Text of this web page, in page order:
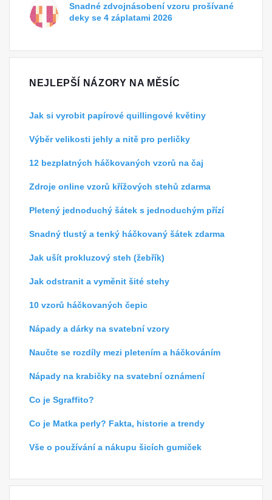
Snadné zdvojnásobení vzoru prošívané
deky se 4 záplatami 2026
NEJLEPŠÍ NÁZORY NA MĚSÍC
Jak si vyrobit papírové quillingové květiny
Výběr velikosti jehly a nitě pro perličky
12 bezplatných háčkovaných vzorů na čaj
Zdroje online vzorů křížových stehů zdarma
Pletený jednoduchý šátek s jednoduchým přízí
Snadný tlustý a tenký háčkovaný šátek zdarma
Jak ušít prokluzový steh (žebřík)
Jak odstranit a vyměnit šité stehy
10 vzorů háčkovaných čepic
Nápady a dárky na svatební vzory
Naučte se rozdíly mezi pletením a háčkováním
Nápady na krabičky na svatební oznámení
Co je Sgraffito?
Co je Matka perly? Fakta, historie a trendy
Vše o používání a nákupu šicích gumiček